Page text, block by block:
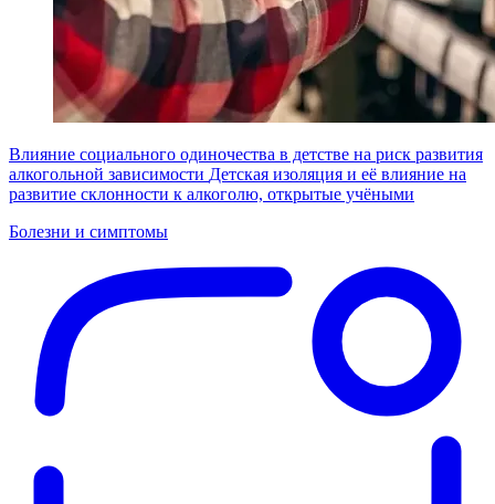
Влияние социального одиночества в детстве на риск развития
алкогольной зависимости Детская изоляция и её влияние на
развитие склонности к алкоголю, открытые учёными
Болезни и симптомы